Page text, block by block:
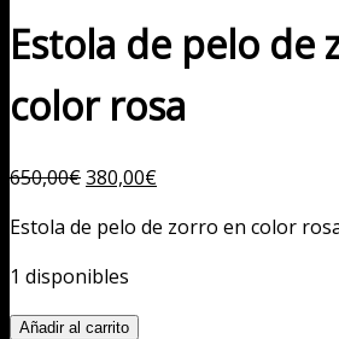
Estola de pelo de
color rosa
650,00€El
original
era:
380,00€El
actual
Estola de pelo de zorro en color
1 disponibles
Estola
Añadir al carrito